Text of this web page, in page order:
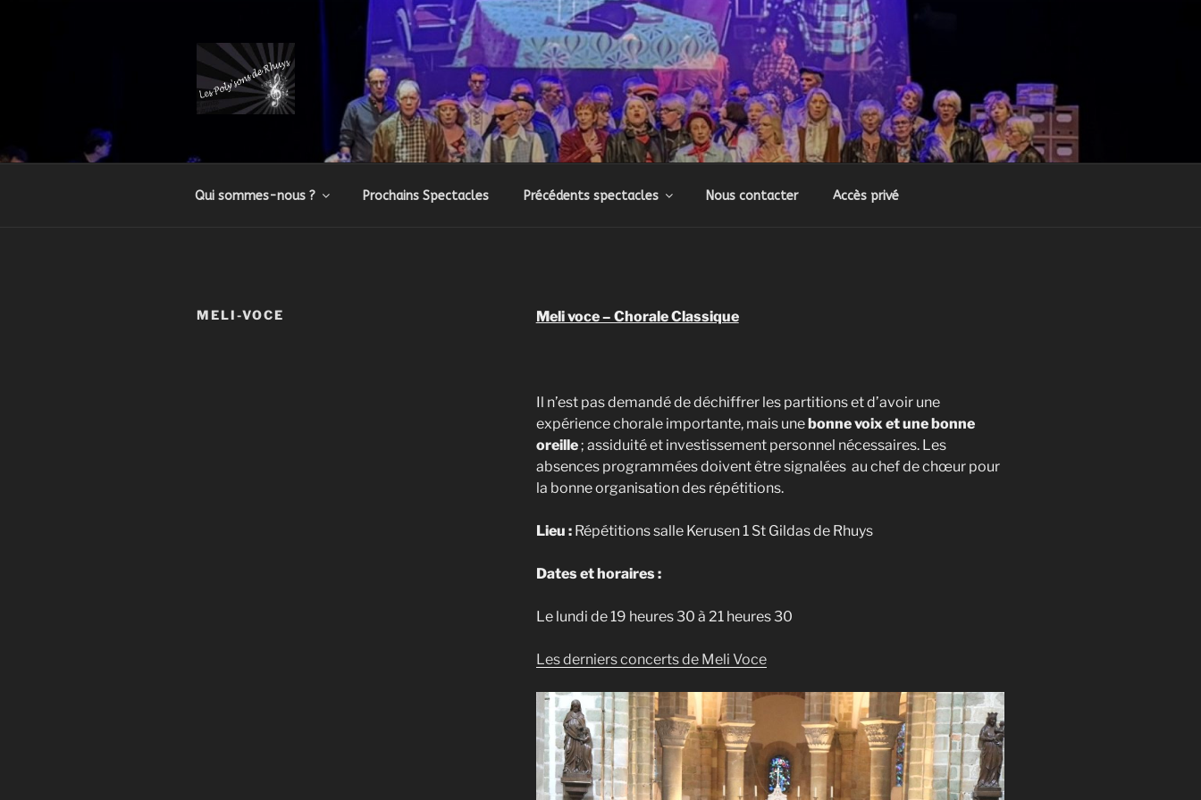
LES POLY'SONS DE RHUYS
Association favorisant les expressions musicales et théâtrales
Qui sommes-nous ? Prochains Spectacles Précédents spectacles Nous contacter Accès privé
MELI-VOCE Meli voce – Chorale Classique
Il n’est pas demandé de déchiffrer les partitions et d’avoir une
expérience chorale importante, mais unebonne voix et une bonne
oreille; assiduité et investissement personnel nécessaires. Les
absences programmées doivent être signalées au chef de chœur pour
la bonne organisation des répétitions.
Lieu : Répétitions salle Kerusen 1 St Gildas de Rhuys
Dates et horaires :
Le lundi de 19 heures 30 à 21 heures 30
Les derniers concerts de Meli Voce